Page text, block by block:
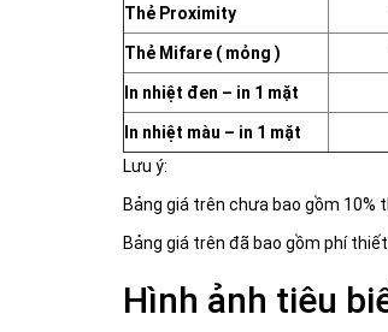
Thẻ Proximity
Thẻ Mifare ( mỏng )
In nhiệt đen – in 1 mặt
In nhiệt màu – in 1 mặt
Lưu ý:
Bảng giá trên chưa bao gồm 10%
Bảng giá trên đã bao gồm phí thiết
Hình ảnh tiêu